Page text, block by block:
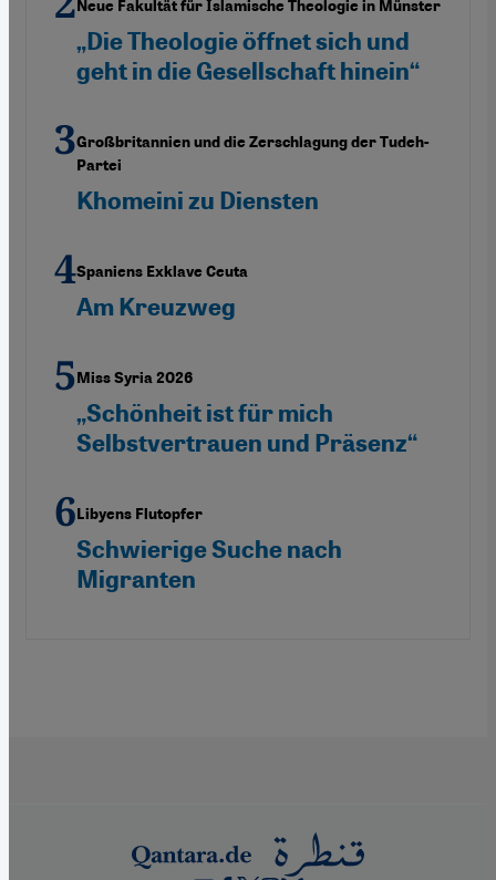
Neue Fakultät für Islamische Theologie in Münster
„Die Theologie öffnet sich und
geht in die Gesellschaft hinein“
Großbritannien und die Zerschlagung der Tudeh-
Partei
Khomeini zu Diensten
Spaniens Exklave Ceuta
Am Kreuzweg
Miss Syria 2026
„Schönheit ist für mich
Selbstvertrauen und Präsenz“
Libyens Flutopfer
Schwierige Suche nach
Migranten